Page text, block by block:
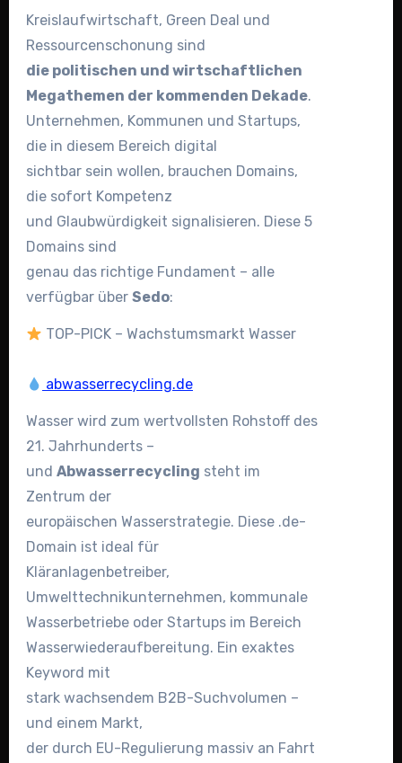
Kreislaufwirtschaft, Green Deal und
Ressourcenschonung sind
die politischen und wirtschaftlichen
Megathemen der kommenden Dekade.
Unternehmen, Kommunen und Startups,
die in diesem Bereich digital
sichtbar sein wollen, brauchen Domains,
die sofort Kompetenz
und Glaubwürdigkeit signalisieren. Diese 5
Domains sind
genau das richtige Fundament – alle
verfügbar über Sedo:
TOP-PICK – Wachstumsmarkt Wasser
abwasserrecycling.de
Wasser wird zum wertvollsten Rohstoff des
21. Jahrhunderts –
und Abwasserrecycling steht im
Zentrum der
europäischen Wasserstrategie. Diese .de-
Domain ist ideal für
Kläranlagenbetreiber,
Umwelttechnikunternehmen, kommunale
Wasserbetriebe oder Startups im Bereich
Wasserwiederaufbereitung. Ein exaktes
Keyword mit
stark wachsendem B2B-Suchvolumen –
und einem Markt,
der durch EU-Regulierung massiv an Fahrt